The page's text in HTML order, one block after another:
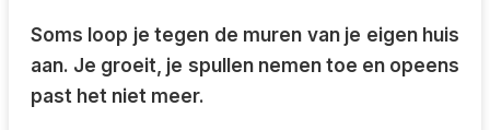
Soms loop je tegen de muren van je eigen huis
aan. Je groeit, je spullen nemen toe en opeens
past het niet meer.